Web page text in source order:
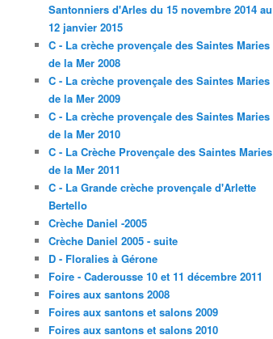
Santonniers d'Arles du 15 novembre 2014 au
12 janvier 2015
C - La crèche provençale des Saintes Maries
de la Mer 2008
C - La crèche provençale des Saintes Maries
de la Mer 2009
C - La crèche provençale des Saintes Maries
de la Mer 2010
C - La Crèche Provençale des Saintes Maries
de la Mer 2011
C - La Grande crèche provençale d'Arlette
Bertello
Crèche Daniel -2005
Crèche Daniel 2005 - suite
D - Floralies à Gérone
Foire - Caderousse 10 et 11 décembre 2011
Foires aux santons 2008
Foires aux santons et salons 2009
Foires aux santons et salons 2010